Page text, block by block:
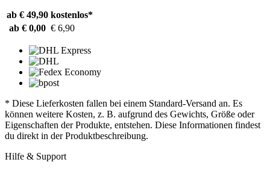
ab € 49,90 kostenlos*
ab € 0,00 € 6,90
* Diese Lieferkosten fallen bei einem Standard-Versand an. Es
können weitere Kosten, z. B. aufgrund des Gewichts, Größe oder
Eigenschaften der Produkte, entstehen. Diese Informationen findest
du direkt in der Produktbeschreibung.
Hilfe & Support